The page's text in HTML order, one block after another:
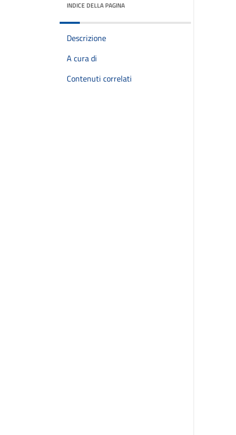
INDICE DELLA PAGINA
Descrizione
A cura di
Contenuti correlati